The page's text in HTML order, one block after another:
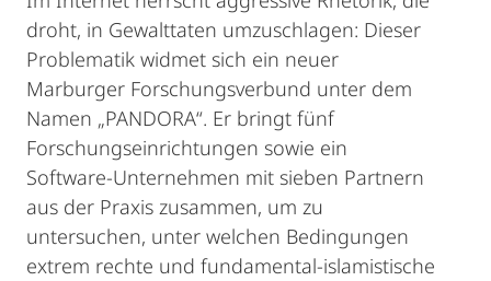
droht, in Gewalttaten umzuschlagen: Dieser
Problematik widmet sich ein neuer
Marburger Forschungsverbund unter dem
Namen „PANDORA“. Er bringt fünf
Forschungseinrichtungen sowie ein
Software-Unternehmen mit sieben Partnern
aus der Praxis zusammen, um zu
untersuchen, unter welchen Bedingungen
extrem rechte und fundamental-islamistische